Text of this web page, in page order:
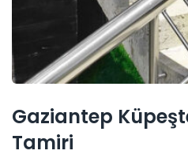
Gaziantep
Tamiri